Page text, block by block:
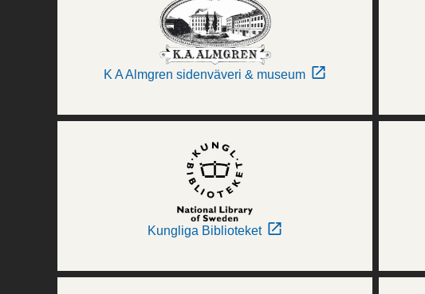
K A Almgren sidenväveri & museum
Kungliga Biblioteket